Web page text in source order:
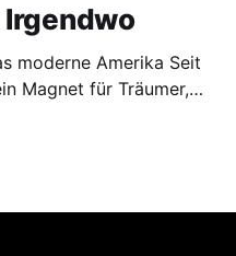
Amerika Seit
Magnet für Träumer,
Tagebüchern
Als Schriftsteller, der